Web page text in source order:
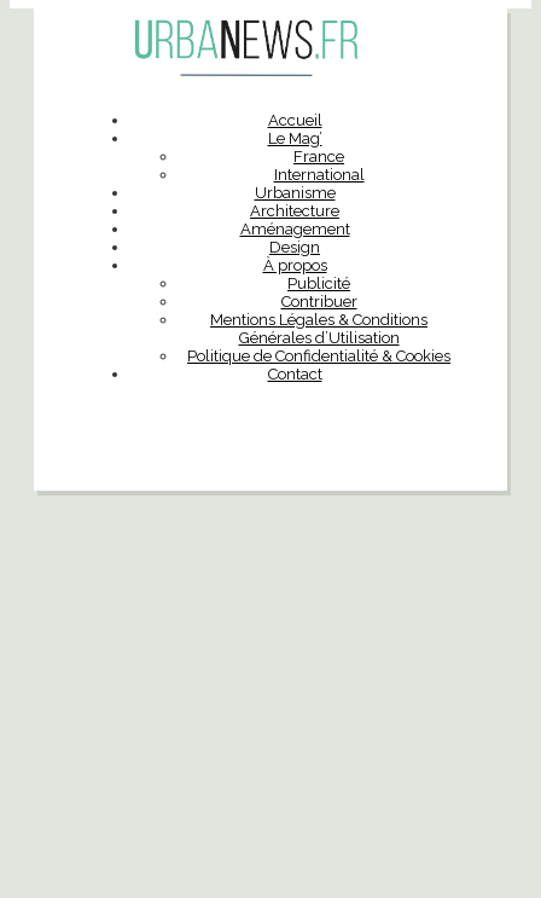
Accueil
Le Mag’
France
International
Urbanisme
Architecture
Aménagement
Design
À propos
Publicité
Contribuer
Mentions Légales & Conditions
Générales d’Utilisation
Politique de Confidentialité & Cookies
Contact